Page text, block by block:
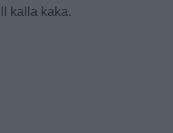
kalla kaka.